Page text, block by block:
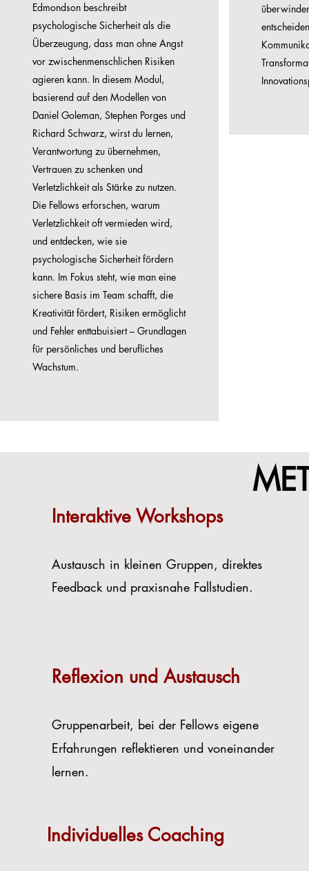
Edmondson beschreibt
psychologische Sicherheit als die
Überzeugung, dass man ohne Angst
vor zwischenmenschlichen Risiken
agieren kann. In diesem Modul,
basierend auf den Modellen von
Daniel Goleman, Stephen Porges und
Richard Schwarz, wirst du lernen,
Verantwortung zu übernehmen,
Vertrauen zu schenken und
Verletzlichkeit als Stärke zu nutzen.
Die Fellows erforschen, warum
Verletzlichkeit oft vermieden wird,
und entdecken, wie sie
psychologische Sicherheit fördern
kann. Im Fokus steht, wie man eine
sichere Basis im Team schafft, die
Kreativität fördert, Risiken ermöglicht
und Fehler enttabuisiert – Grundlagen
für persönliches und berufliches
Wachstum.
Interaktive Workshops
Austausch in kleinen Gruppen, direktes
Feedback und praxisnahe Fallstudien.
Reflexion und Austausch
Gruppenarbeit, bei der Fellows eigene
Erfahrungen reflektieren und voneinander
lernen.
Individuelles Coaching